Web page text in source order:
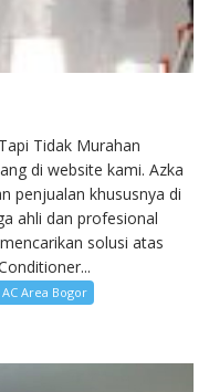
Tidak Murahan
di website kami. Azka
penjualan khususnya di
ahli dan profesional
solusi atas
Area Bogor